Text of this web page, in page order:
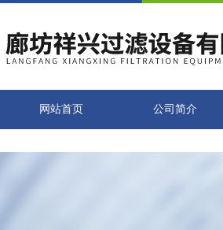
网站首页 公司简介